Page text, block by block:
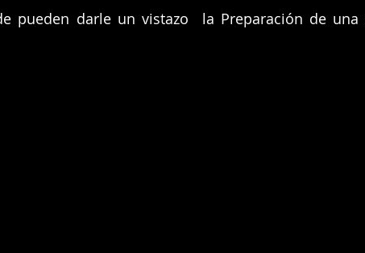
pueden darle un vistazo la Preparación de una